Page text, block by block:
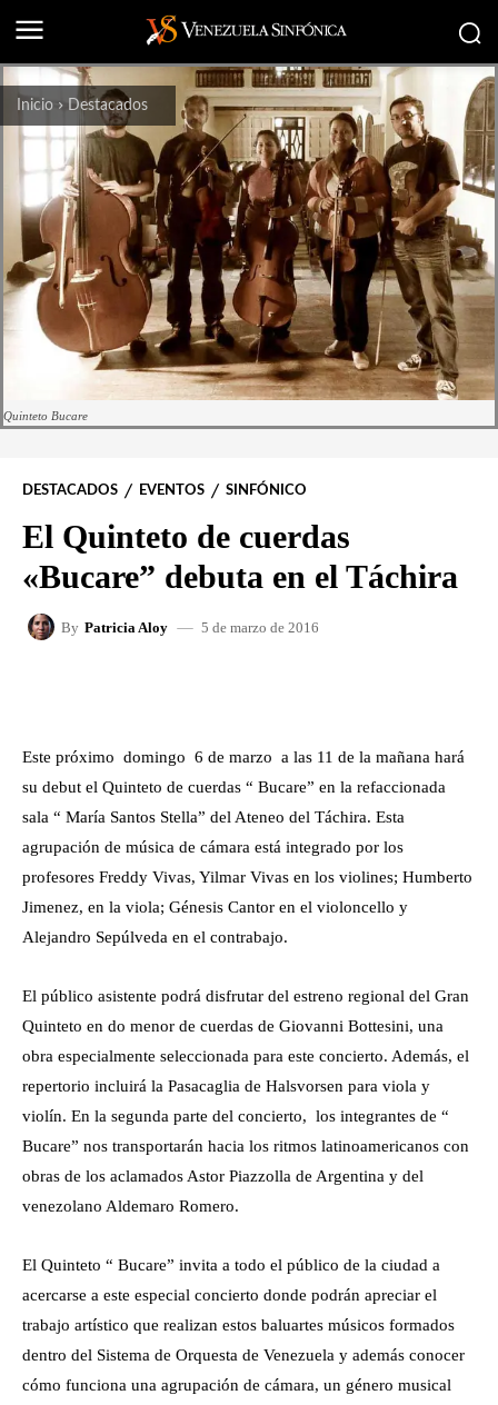
Inicio Destacados
Quinteto Bucare
DESTACADOS EVENTOS SINFÓNICO
El Quinteto de cuerdas
«Bucare” debuta en el Táchira
By Patricia Aloy 5 de marzo de 2016
Este próximo domingo 6 de marzo a las 11 de la mañana hará
su debut el Quinteto de cuerdas “ Bucare” en la refaccionada
sala “ María Santos Stella” del Ateneo del Táchira. Esta
agrupación de música de cámara está integrado por los
profesores Freddy Vivas, Yilmar Vivas en los violines; Humberto
Jimenez, en la viola; Génesis Cantor en el violoncello y
Alejandro Sepúlveda en el contrabajo.
El público asistente podrá disfrutar del estreno regional del Gran
Quinteto en do menor de cuerdas de Giovanni Bottesini, una
obra especialmente seleccionada para este concierto. Además, el
repertorio incluirá la Pasacaglia de Halsvorsen para viola y
violín. En la segunda parte del concierto, los integrantes de “
Bucare” nos transportarán hacia los ritmos latinoamericanos con
obras de los aclamados Astor Piazzolla de Argentina y del
venezolano Aldemaro Romero.
El Quinteto “ Bucare” invita a todo el público de la ciudad a
acercarse a este especial concierto donde podrán apreciar el
trabajo artístico que realizan estos baluartes músicos formados
dentro del Sistema de Orquesta de Venezuela y además conocer
cómo funciona una agrupación de cámara, un género musical